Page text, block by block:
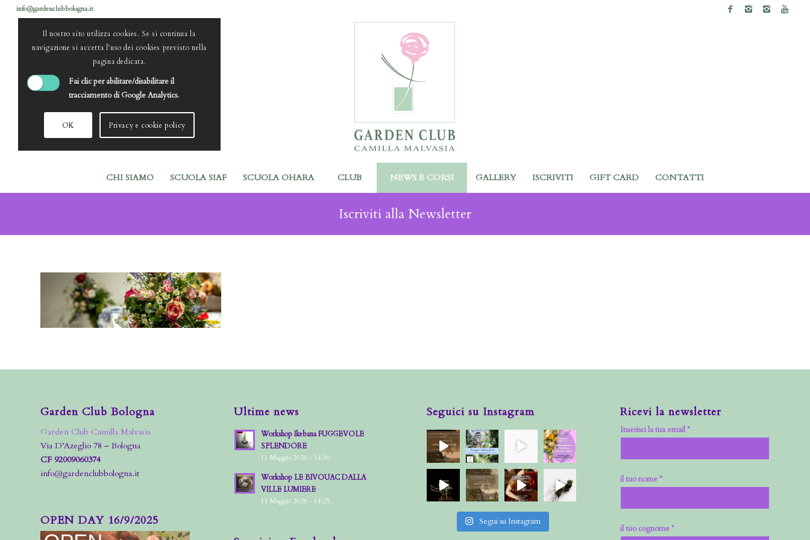
info@gardenclubbologna.it
CHI SIAMO SCUOLA SIAF SCUOLA OHARA CLUB NEWS E CORSI GALLERY ISCRIVITI GIFT CARD CONTATTI
Iscriviti alla Newsletter
Garden Club Bologna
Garden Club Camilla Malvasia
Via D’Azeglio 78 – Bologna
CF 92009060374
info@gardenclubbologna.it
OPEN DAY 16/9/2025
Ultime news
Workshop Ikebana FUGGEVOLE
SPLENDORE
11 Maggio 2026 - 14:30
Workshop LE BIVOUAC DALLA
VILLE LUMIERE
11 Maggio 2026 - 14:25
Seguici su Instagram
Segui su Instagram
Ricevi la newsletter
Inserisci la tua email *
il tuo nome *
il tuo cognome *
Il nostro sito utilizza cookies. Se si continua la
navigazione si accetta l'uso dei cookies previsto nella
pagina dedicata.
Fai clic per abilitare/disabilitare il
tracciamento di Google Analytics.
OK Privacy e cookie policy